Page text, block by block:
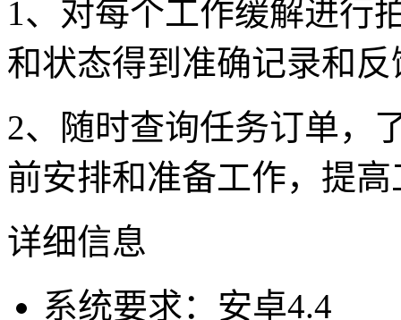
1、对每个工作缓解进行
和状态得到准确记录和反
2、随时查询任务订单，
前安排和准备工作，提
详细信息
系统要求：安卓4.4